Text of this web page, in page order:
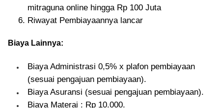
mitraguna online hingga Rp 100 Juta
Riwayat Pembiayaannya lancar
Biaya Lainnya:
Biaya Administrasi 0,5% x plafon pembiayaan
(sesuai pengajuan pembiayaan).
Biaya Asuransi (sesuai pengajuan pembiayaan).
Biaya Materai : Rp 10.000.